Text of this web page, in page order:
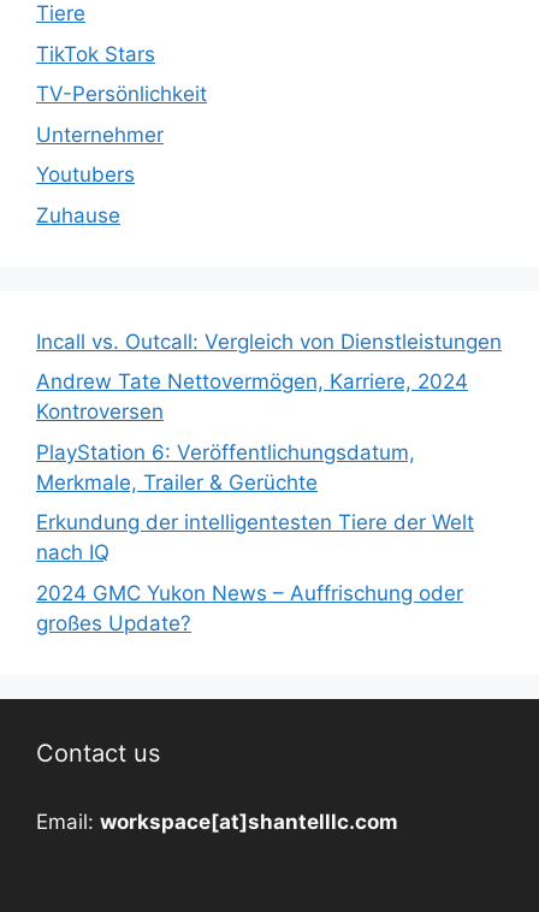
Tiere
TikTok Stars
TV-Persönlichkeit
Unternehmer
Youtubers
Zuhause
Incall vs. Outcall: Vergleich von Dienstleistungen
Andrew Tate Nettovermögen, Karriere, 2024
Kontroversen
PlayStation 6: Veröffentlichungsdatum,
Merkmale, Trailer & Gerüchte
Erkundung der intelligentesten Tiere der Welt
nach IQ
2024 GMC Yukon News – Auffrischung oder
großes Update?
Contact us
Email: workspace[at]shantelllc.com